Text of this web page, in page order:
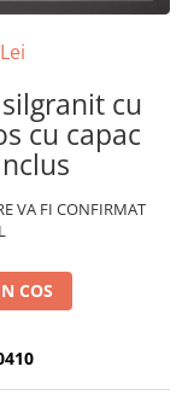
silgranit cu
cu capac
VA FI CONFIRMAT
COS